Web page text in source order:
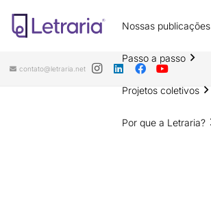
Nossas publicações
Passo a passo
Projetos coletivos
Por que a Letraria?
contato@letraria.net